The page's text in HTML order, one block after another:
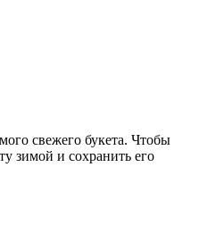
свежего букета. Чтобы
зимой и сохранить его